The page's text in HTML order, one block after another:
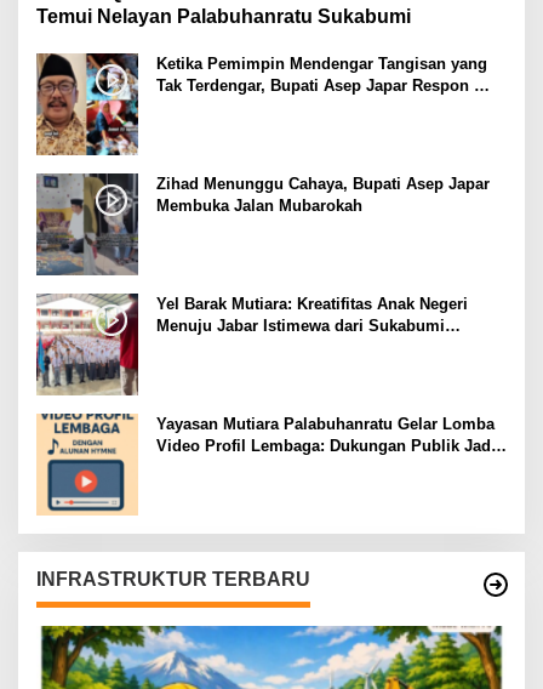
Temui Nelayan Palabuhanratu Sukabumi
Ketika Pemimpin Mendengar Tangisan yang
Tak Terdengar, Bupati Asep Japar Respon
Zihad Menunggu Cahaya, Bupati Asep Japar
Membuka Jalan Mubarokah
Yel Barak Mutiara: Kreatifitas Anak Negeri
Menuju Jabar Istimewa dari Sukabumi
Yayasan Mutiara Palabuhanratu Gelar Lomba
Video Profil Lembaga: Dukungan Publik Jadi
INFRASTRUKTUR TERBARU